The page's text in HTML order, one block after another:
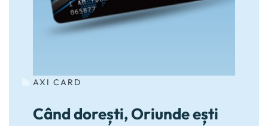
AXI CARD
Când dorești, Oriunde ești